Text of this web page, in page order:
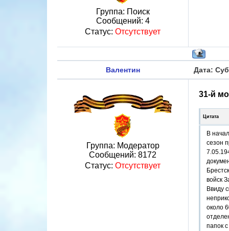
Группа: Поиск
Сообщений: 4
Статус: Отсутствует
Валентин Дата:
Группа: Модератор
Сообщений: 8172
Статус: Отсутствует
31-й
Цитата
В
сезон
войск
Ввиду
около
папок